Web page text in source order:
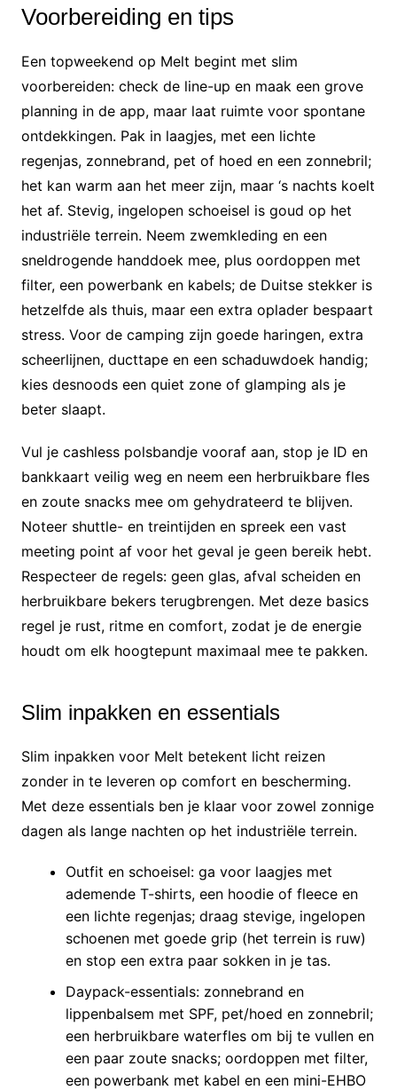
Voorbereiding en tips
Een topweekend op Melt begint met slim
voorbereiden: check de line-up en maak een grove
planning in de app, maar laat ruimte voor spontane
ontdekkingen. Pak in laagjes, met een lichte
regenjas, zonnebrand, pet of hoed en een zonnebril;
het kan warm aan het meer zijn, maar ‘s nachts koelt
het af. Stevig, ingelopen schoeisel is goud op het
industriële terrein. Neem zwemkleding en een
sneldrogende handdoek mee, plus oordoppen met
filter, een powerbank en kabels; de Duitse stekker is
hetzelfde als thuis, maar een extra oplader bespaart
stress. Voor de camping zijn goede haringen, extra
scheerlijnen, ducttape en een schaduwdoek handig;
kies desnoods een quiet zone of glamping als je
beter slaapt.
Vul je cashless polsbandje vooraf aan, stop je ID en
bankkaart veilig weg en neem een herbruikbare fles
en zoute snacks mee om gehydrateerd te blijven.
Noteer shuttle- en treintijden en spreek een vast
meeting point af voor het geval je geen bereik hebt.
Respecteer de regels: geen glas, afval scheiden en
herbruikbare bekers terugbrengen. Met deze basics
regel je rust, ritme en comfort, zodat je de energie
houdt om elk hoogtepunt maximaal mee te pakken.
Slim inpakken en essentials
Slim inpakken voor Melt betekent licht reizen
zonder in te leveren op comfort en bescherming.
Met deze essentials ben je klaar voor zowel zonnige
dagen als lange nachten op het industriële terrein.
Outfit en schoeisel: ga voor laagjes met
ademende T-shirts, een hoodie of fleece en
een lichte regenjas; draag stevige, ingelopen
schoenen met goede grip (het terrein is ruw)
en stop een extra paar sokken in je tas.
Daypack-essentials: zonnebrand en
lippenbalsem met SPF, pet/hoed en zonnebril;
een herbruikbare waterfles om bij te vullen en
een paar zoute snacks; oordoppen met filter,
een powerbank met kabel en een mini-EHBO